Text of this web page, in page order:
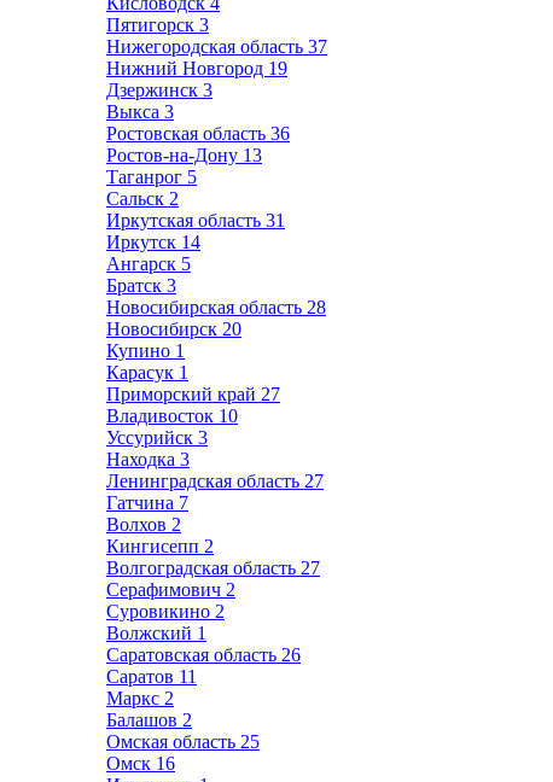
Пятигорск 3
Нижегородская область 37
Нижний Новгород 19
Дзержинск 3
Выкса 3
Ростовская область 36
Ростов-на-Дону 13
Таганрог 5
Сальск 2
Иркутская область 31
Иркутск 14
Ангарск 5
Братск 3
Новосибирская область 28
Новосибирск 20
Купино 1
Карасук 1
Приморский край 27
Владивосток 10
Уссурийск 3
Находка 3
Ленинградская область 27
Гатчина 7
Волхов 2
Кингисепп 2
Волгоградская область 27
Серафимович 2
Суровикино 2
Волжский 1
Саратовская область 26
Саратов 11
Маркс 2
Балашов 2
Омская область 25
Омск 16